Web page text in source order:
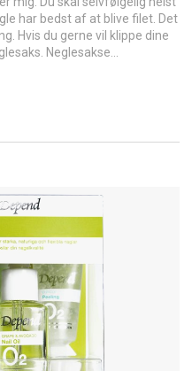
har bedst af at blive filet. Det
Hvis du gerne vil klippe dine
Neglesakse...